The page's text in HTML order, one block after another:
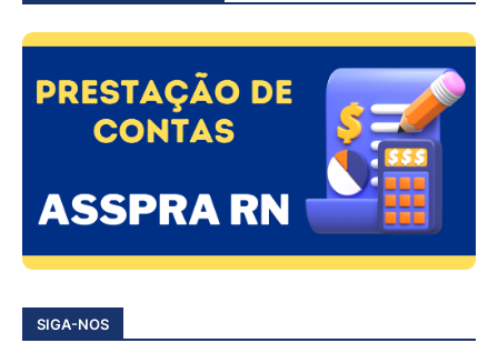
SIGA-NOS